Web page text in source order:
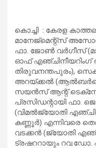
കൊച്ചി : കേരള
മാനേജ്‌മെന്റ്‌സ്
ഫാ. ജോണ്‍ വര്‍ഗീസ്
ഓഫ് എഞ്ചിനീയറിംഗ്
തിരുവനന്തപുരം),
അറയ്ക്കല്‍
സയന്‍സ് ആന്റ്
പ്രസിഡന്റായി ഫാ.
(വിമല്‍ജ്യോതി
കണ്ണൂര്‍) എന്നിവരെ
വടക്കന്‍ (ജ്യോതി
ട്രഷററായും റവ.ഡോ.